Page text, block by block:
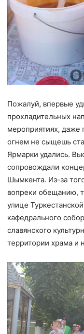
Пожалуй, впервые
прохладительных
мероприятиях,
огнем не сыщешь
Ярмарки удались.
сопровождали
Шымкента. Из-за
вопреки обещанию,
улице
кафедрального
славянского
территории храма и